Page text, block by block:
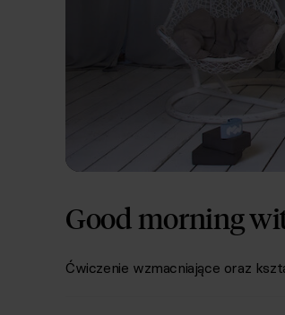
Good morning
Ćwiczenie wzmacniające oraz